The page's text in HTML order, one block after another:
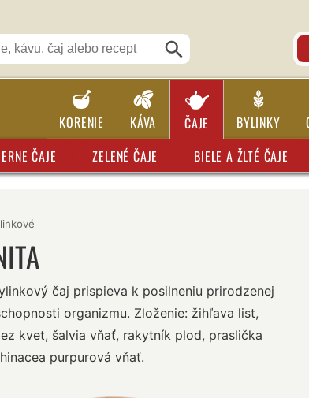
KORENIE KÁVA ČAJE BYLINKY
ČAJE ZELENÉ ČAJE BIELE A ŽLTÉ ČAJE
čaj prispieva k posilneniu prirodzenej
organizmu. Zloženie: žihľava list,
kvet, šalvia vňať, rakytník plod, praslička
purpurová vňať.